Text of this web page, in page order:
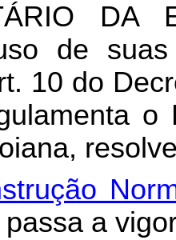
DA
de
10 do
o
a